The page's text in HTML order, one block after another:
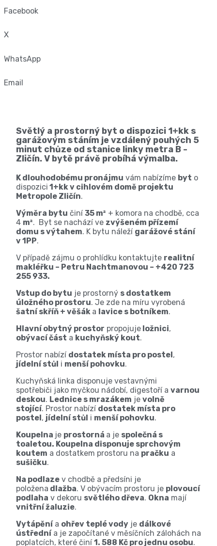
Facebook
X
WhatsApp
Email
Světlý a prostorný byt o dispozici 1+kk s
garážovým stáním je vzdálený pouhých 5
minut chůze od stanice linky metra B -
Zličín. V bytě právě probíhá výmalba.
K dlouhodobému pronájmu vám nabízíme byt o
dispozici 1+kk v cihlovém domě projektu
Metropole Zličín.
Výměra bytu činí35 m² + komora na chodbě, cca
4 m². Byt se nacházíve zvýšeném přízemí
domu s výtahem. K bytu náleží garážové stání
v 1PP.
V případě zájmu o prohlídku kontaktujte realitní
makléřku – Petru Nachtmanovou – +420 723
255 933.
Vstup do bytu je prostorný s dostatkem
úložného prostoru. Je zde na míru vyrobená
šatní skříň + věšák a lavice s botníkem.
Hlavní obytný prostor propojuje ložnici,
obývací část a kuchyňský kout.
Prostor nabízí dostatek místa pro postel,
jídelní stůl i menší pohovku.
Kuchyňská linka disponuje vestavnými
spotřebiči jako myčkou nádobí, digestoří a varnou
deskou. Lednice s mrazákem je volně
stojící. Prostor nabízí dostatek místa pro
postel, jídelní stůl i menší pohovku.
Koupelna je prostorná a je společná s
toaletou. Koupelna disponuje sprchovým
koutem a dostatkem prostoru na pračku a
sušičku.
Na podlaze v chodbě a předsíni je
položena dlažba. V obývacím prostoru je plovoucí
podlaha v dekoru světlého dřeva. Okna mají
vnitřní žaluzie.
Vytápěnía ohřev teplé vody je dálkové
ústřednía je započítané v měsíčních zálohách na
poplatcích, které činí1. 588 Kč pro jednu osobu.